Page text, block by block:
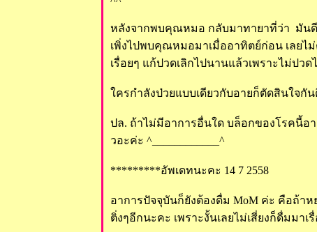
หลังจากพบคุณหมอ กลับมาทายาที่ว่า มันดี
เพิ่งไปพบคุณหมอมาเมื่ออาทิตย์ก่อน เลยไ
เรื่อยๆ แก้ปวดเลิกไปนานแล้วเพราะไม่ป
ครกำลังป่วยแบบเดียวกับอายก็ตัดสินใจกั
ปล. ถ้าไม่มีอาการอื่นใด บล็อกของโรคนี้อ
วอะค่ะ ^____________^
*********อัพเดทนะคะ 14 7 2558
อาการปัจจุบันก็ยังต้องดื่ม MoM ค่ะ คือถ้า
ติ่งๆอีกนะคะ เพราะงั้นเลยไม่เสี่ยงก็ดื่มมา